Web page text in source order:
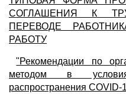
СОГЛАШЕНИЯ К
ПЕРЕВОДЕ
РАБОТУ
"Рекомендации по
методом в
распространения COVID-